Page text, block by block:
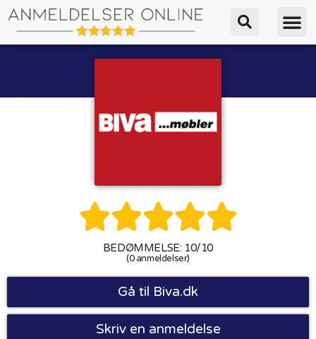

BEDØMMELSE: 10/10
(0 anmeldelser)
Gå til Biva.dk
Skriv en anmeldelse